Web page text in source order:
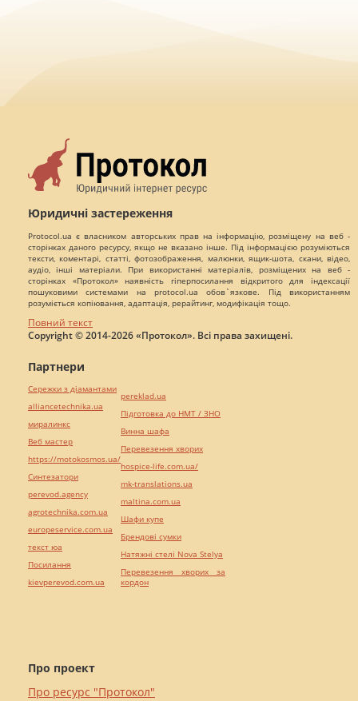
Юридичні застереження
Protocol.ua є власником авторських прав на інформацію, розміщену на веб -
сторінках даного ресурсу, якщо не вказано інше. Під інформацією розуміються
тексти, коментарі, статті, фотозображення, малюнки, ящик-шота, скани, відео,
аудіо, інші матеріали. При використанні матеріалів, розміщених на веб -
сторінках «Протокол» наявність гіперпосилання відкритого для індексації
пошуковими системами на protocol.ua обов`язкове. Під використанням
розуміється копіювання, адаптація, рерайтинг, модифікація тощо.
Повний текст
Copyright © 2014-2026 «Протокол». Всі права захищені.
Про проект
Про ресурс "Протокол"
Партнери
Сережки з діамантами
alliancetechnika.ua
миралинкс
Веб мастер
https://motokosmos.ua/
Синтезатори
perevod.agency
agrotechnika.com.ua
europeservice.com.ua
текст юа
Посилання
kievperevod.com.ua
pereklad.ua
Підготовка до НМТ / ЗНО
Винна шафа
Перевезення хворих
hospice-life.com.ua/
mk-translations.ua
maltina.com.ua
Шафи купе
Брендові сумки
Натяжні стелі Nova Stelya
Перевезення хворих за
кордон